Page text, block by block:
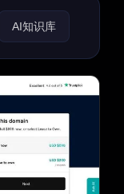
AI知识库
理